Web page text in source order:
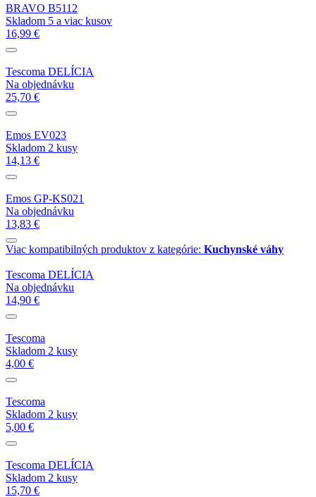
BRAVO B5112
Skladom 5 a viac kusov
16,99 €
Tescoma DELÍCIA
Na objednávku
25,70 €
Emos EV023
Skladom 2 kusy
14,13 €
Emos GP-KS021
Na objednávku
13,83 €
Viac kompatibilných produktov z kategórie: Kuchynské váhy
Tescoma DELÍCIA
Na objednávku
14,90 €
Tescoma
Skladom 2 kusy
4,00 €
Tescoma
Skladom 2 kusy
5,00 €
Tescoma DELÍCIA
Skladom 2 kusy
15,70 €